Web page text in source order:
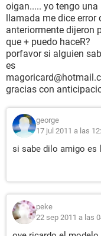
oigan..... yo tengo
llamada me dice error
anteriormente dijeron
que + puedo haceR?
porfavor si alguien
es
gracias con
george
17 jul 2011 a las
si sabe dilo amigo es
peke
22 sep 2011 a las